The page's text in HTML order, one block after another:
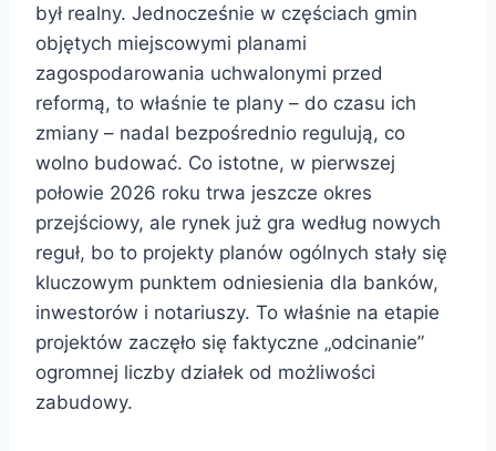
był realny. Jednocześnie w częściach gmin
objętych miejscowymi planami
zagospodarowania uchwalonymi przed
reformą, to właśnie te plany – do czasu ich
zmiany – nadal bezpośrednio regulują, co
wolno budować. Co istotne, w pierwszej
połowie 2026 roku trwa jeszcze okres
przejściowy, ale rynek już gra według nowych
reguł, bo to projekty planów ogólnych stały się
kluczowym punktem odniesienia dla banków,
inwestorów i notariuszy. To właśnie na etapie
projektów zaczęło się faktyczne „odcinanie”
ogromnej liczby działek od możliwości
zabudowy.